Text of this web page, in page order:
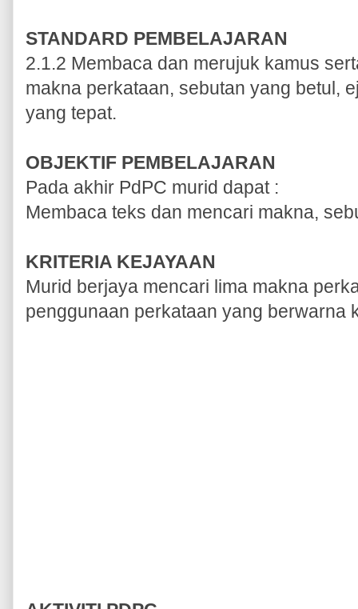
STANDARD PEMBELAJARAN
2.1.2 Membaca dan merujuk kamus
makna perkataan, sebutan yang betul,
yang tepat.
OBJEKTIF PEMBELAJARAN
Pada akhir PdPC murid dapat :
Membaca teks dan mencari makna,
KRITERIA KEJAYAAN
Murid berjaya mencari lima makna
penggunaan perkataan yang berwarna